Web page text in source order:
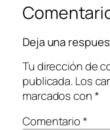
Deja una
Tu dirección de
publicada. Los
marcados con*
Comentario*